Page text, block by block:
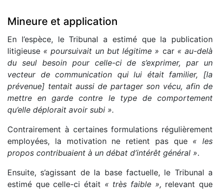
Mineure et application
En l’espèce, le Tribunal a estimé que la publication
litigieuse « poursuivait un but légitime » car « au-delà
du seul besoin pour celle-ci de s’exprimer, par un
vecteur de communication qui lui était familier, [la
prévenue] tentait aussi de partager son vécu, afin de
mettre en garde contre le type de comportement
qu’elle déplorait avoir subi ».
Contrairement à certaines formulations régulièrement
employées, la motivation ne retient pas que « les
propos contribuaient à un débat d’intérêt général ».
Ensuite, s’agissant de la base factuelle, le Tribunal a
estimé que celle-ci était « très faible », relevant que